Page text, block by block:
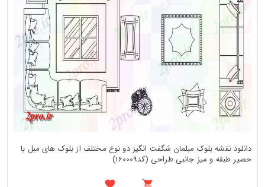
دانلود نقشه بلوک مبلمان شگفت انگیز دو نوع مختلف از بلوک های مبل با
حصیر طبقه و میز جانبی طراحی (کد160009)